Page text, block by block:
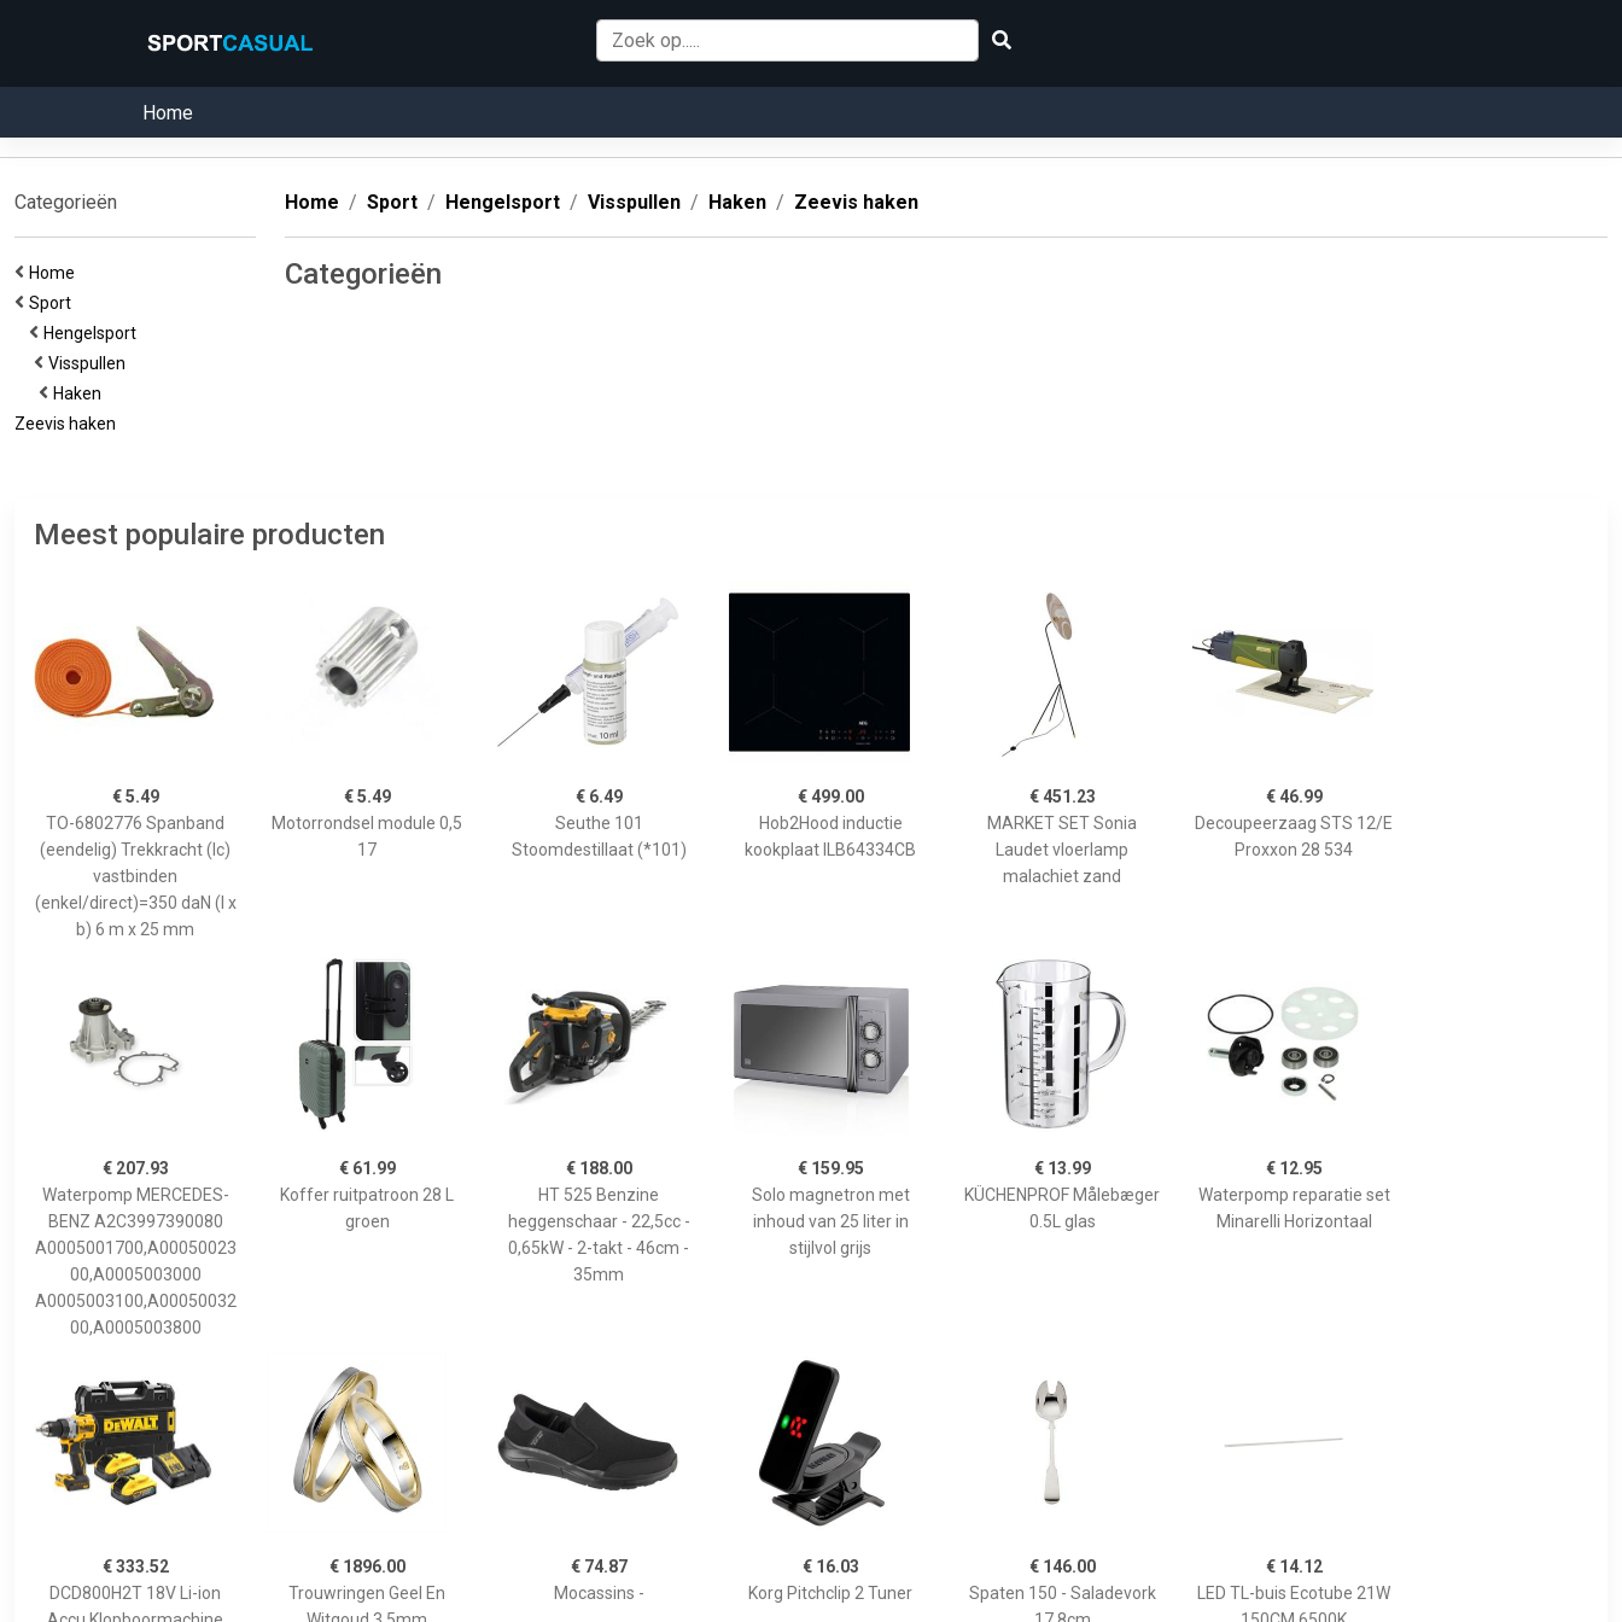
Home
Categorieën
Home
Sport
Hengelsport
Visspullen
Haken
Zeevis haken
Home Sport Hengelsport Visspullen Haken Zeevis haken
Categorieën
Meest populaire producten
€ 5.49
TO-6802776 Spanband
(eendelig) Trekkracht (lc)
vastbinden
(enkel/direct)=350 daN (l x
b) 6 m x 25 mm
€ 5.49
Motorrondsel module 0,5
17
€ 6.49
Seuthe 101
Stoomdestillaat (*101)
€ 499.00
Hob2Hood inductie
kookplaat ILB64334CB
€ 451.23
MARKET SET Sonia
Laudet vloerlamp
malachiet zand
€ 46.99
Decoupeerzaag STS 12/E
Proxxon 28 534
€ 207.93
Waterpomp MERCEDES-
BENZ A2C3997390080
A0005001700,A00050023
00,A0005003000
A0005003100,A00050032
00,A0005003800
€ 61.99
Koffer ruitpatroon 28 L
groen
€ 188.00
HT 525 Benzine
heggenschaar - 22,5cc -
0,65kW - 2-takt - 46cm -
35mm
€ 159.95
Solo magnetron met
inhoud van 25 liter in
stijlvol grijs
€ 13.99
KÜCHENPROF Målebæger
0.5L glas
€ 12.95
Waterpomp reparatie set
Minarelli Horizontaal
€ 333.52
DCD800H2T 18V Li-ion
€ 1896.00
Trouwringen Geel En
€ 74.87
Mocassins -
€ 16.03
Korg Pitchclip 2 Tuner
€ 146.00
Spaten 150 - Saladevork
€ 14.12
LED TL-buis Ecotube 21W